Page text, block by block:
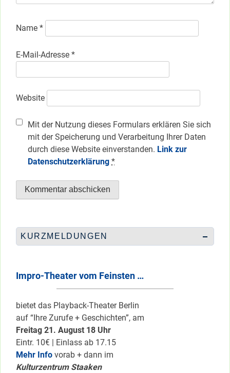
Name *
E-Mail-Adresse *
Website
Mit der Nutzung dieses Formulars erklären Sie sich
mit der Speicherung und Verarbeitung Ihrer Daten
durch diese Website einverstanden. Link zur
Datenschutzerklärung *
KURZMELDUNGEN
Impro-Theater vom Feinsten …
bietet das Playback-Theater Berlin
auf “Ihre Zurufe + Geschichten”, am
Freitag 21. August 18 Uhr
Eintr. 10€ | Einlass ab 17.15
Mehr Info vorab + dann im
Kulturzentrum Staaken